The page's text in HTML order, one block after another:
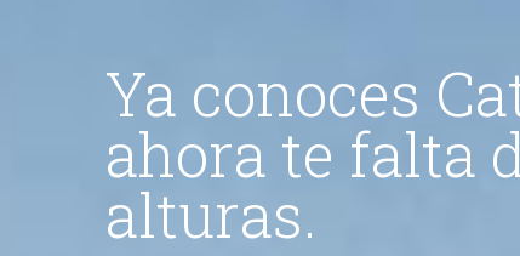
Ya conoces
ahora te falta
alturas.